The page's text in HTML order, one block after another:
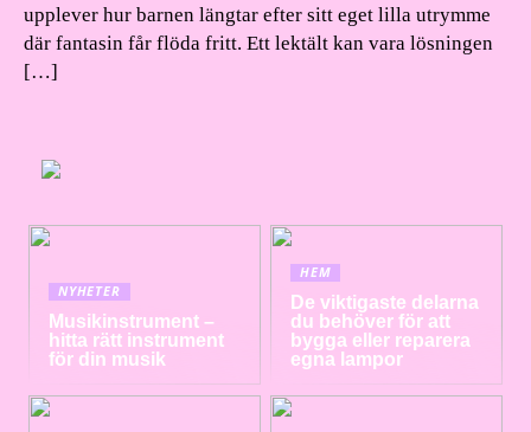
upplever hur barnen längtar efter sitt eget lilla utrymme
där fantasin får flöda fritt. Ett lektält kan vara lösningen
[…]
NYHETER
Musikinstrument –
hitta rätt instrument
för din musik
HEM
De viktigaste delarna
du behöver för att
bygga eller reparera
egna lampor